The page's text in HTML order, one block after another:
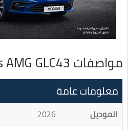
مواصفات Mercedes AMG GLC43
معلومات عامة
الموديل
2026